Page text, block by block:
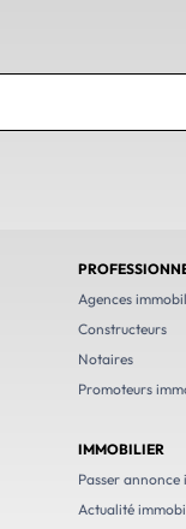
Agences
Constructeurs
Notaires
Promoteurs
IMMOBILIER
Passer annonce
Actualité